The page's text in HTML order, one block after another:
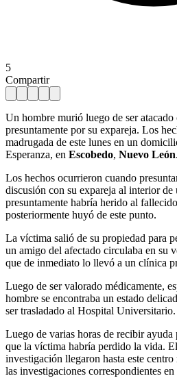
5
Compartir
Un hombre murió luego de ser atacado
presuntamente por su expareja. Los
madrugada de este lunes en un
Esperanza, en Escobedo, Nuevo León.
Los hechos ocurrieron cuando
discusión con su expareja al interior de
presuntamente habría herido al
posteriormente huyó de este punto.
La víctima salió de su propiedad para
un amigo del afectado circulaba en su
que de inmediato lo llevó a un clínica
Luego de ser valorado médicamente,
hombre se encontraba un estado
ser trasladado al Hospital Universitario.
Luego de varias horas de recibir
que la víctima habría perdido la vida.
investigación llegaron hasta este
las investigaciones correspondientes en